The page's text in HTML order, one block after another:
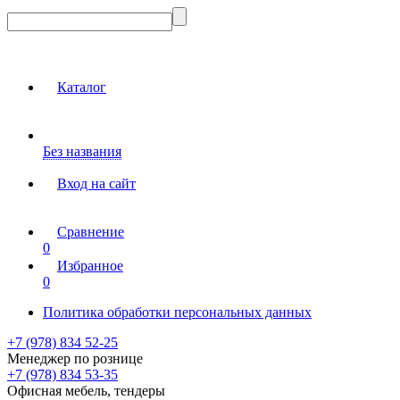
Каталог
Без названия
Вход на сайт
Сравнение
0
Избранное
0
Политика обработки персональных данных
+7 (978) 834 52-25
Менеджер по рознице
+7 (978) 834 53-35
Офисная мебель, тендеры